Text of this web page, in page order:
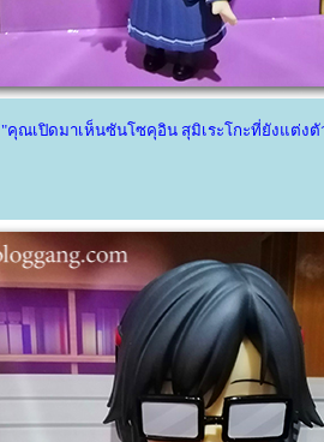
"คุณเปิดมาเห็นซันโซคุอิน สุมิเระโกะที่ยังแต่งตั